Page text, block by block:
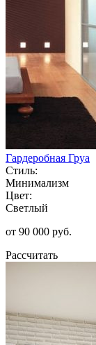
Гардеробная Груа
Стиль:
Минимализм
Цвет:
Светлый
от 90 000 руб.
Рассчитать